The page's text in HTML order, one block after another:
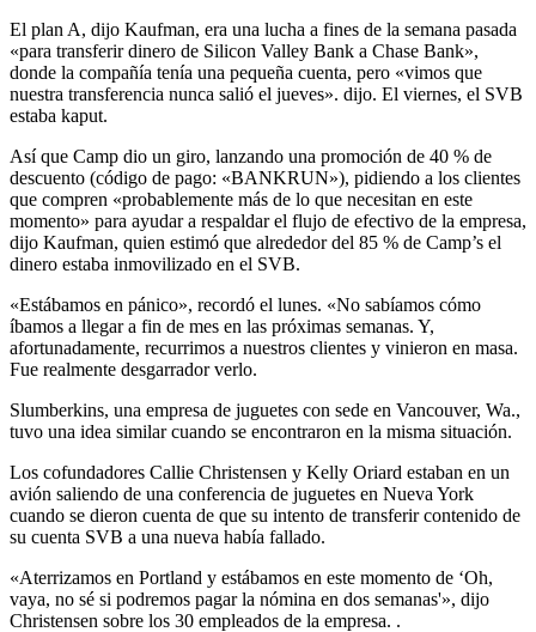
El plan A, dijo Kaufman, era una lucha a fines de la semana pasada
«para transferir dinero de Silicon Valley Bank a Chase Bank»,
donde la compañía tenía una pequeña cuenta, pero «vimos que
nuestra transferencia nunca salió el jueves». dijo. El viernes, el SVB
estaba kaput.
Así que Camp dio un giro, lanzando una promoción de 40 % de
descuento (código de pago: «BANKRUN»), pidiendo a los clientes
que compren «probablemente más de lo que necesitan en este
momento» para ayudar a respaldar el flujo de efectivo de la empresa,
dijo Kaufman, quien estimó que alrededor del 85 % de Camp’s el
dinero estaba inmovilizado en el SVB.
«Estábamos en pánico», recordó el lunes. «No sabíamos cómo
íbamos a llegar a fin de mes en las próximas semanas. Y,
afortunadamente, recurrimos a nuestros clientes y vinieron en masa.
Fue realmente desgarrador verlo.
Slumberkins, una empresa de juguetes con sede en Vancouver, Wa.,
tuvo una idea similar cuando se encontraron en la misma situación.
Los cofundadores Callie Christensen y Kelly Oriard estaban en un
avión saliendo de una conferencia de juguetes en Nueva York
cuando se dieron cuenta de que su intento de transferir contenido de
su cuenta SVB a una nueva había fallado.
«Aterrizamos en Portland y estábamos en este momento de ‘Oh,
vaya, no sé si podremos pagar la nómina en dos semanas'», dijo
Christensen sobre los 30 empleados de la empresa. .